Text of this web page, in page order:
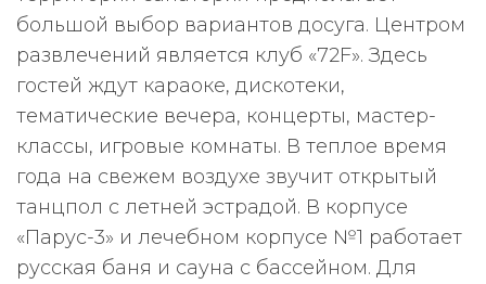
большой выбор вариантов досуга. Центром
развлечений является клуб «72F». Здесь
гостей ждут караоке, дискотеки,
тематические вечера, концерты, мастер-
классы, игровые комнаты. В теплое время
года на свежем воздухе звучит открытый
танцпол с летней эстрадой. В корпусе
«Парус-3» и лечебном корпусе №1 работает
русская баня и сауна с бассейном. Для